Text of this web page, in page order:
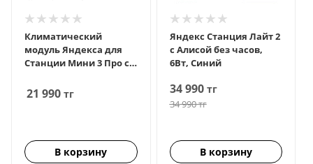
Климатический
модуль Яндекса для
Станции Мини 3 Про с
21 990 тг
В корзину
Яндекс Станция Лайт 2
с Алисой без часов,
6Вт, Синий
34 990тг
34 990тг
В корзину